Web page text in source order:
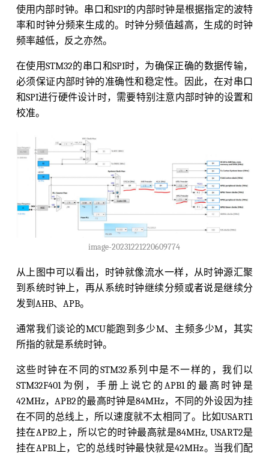
使用内部时钟。串口和SPI的内部时钟是根据指定的波特
率和时钟分频来生成的。时钟分频值越高，生成的时钟
频率越低，反之亦然。
在使用STM32的串口和SPI时，为确保正确的数据传输，
必须保证内部时钟的准确性和稳定性。因此，在对串口
和SPI进行硬件设计时，需要特别注意内部时钟的设置和
校准。
image-20231221220609774
从上图中可以看出，时钟就像流水一样，从时钟源汇聚
到系统时钟上，再从系统时钟继续分频或者说是继续分
发到AHB、APB。
通常我们谈论的MCU能跑到多少M、主频多少M，其实
所指的就是系统时钟。
这些时钟在不同的STM32系列中是不一样的，我们以
STM32F401为例，手册上说它的APB1的最高时钟是
42MHz，APB2的最高时钟是84MHz，不同的外设因为挂
在不同的总线上，所以速度就不太相同了。比如USART1
挂在APB2上，所以它的时钟最高就是84MHz, USART2是
挂在APB1上，它的总线时钟最快就是42MHz。当我们配